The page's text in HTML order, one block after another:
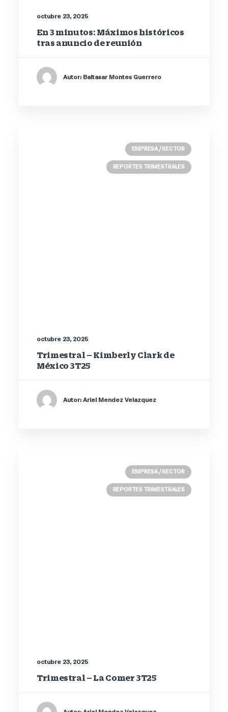
octubre 23, 2025
En 3 minutos: Máximos históricos
tras anuncio de reunión
Autor: Baltasar Montes Guerrero
EMPRESA / SECTOR
REPORTES TRIMESTRALES
octubre 23, 2025
Trimestral – Kimberly Clark de
México 3T25
Autor: Ariel Mendez Velazquez
EMPRESA / SECTOR
REPORTES TRIMESTRALES
octubre 23, 2025
Trimestral – La Comer 3T25